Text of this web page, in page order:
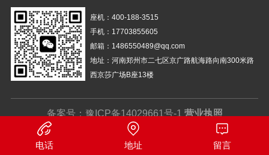
座机：400-188-3515
手机：17703855605
邮箱：1486550489@qq.com
地址：河南郑州市二七区京广路航海路向南300米路
西京莎广场B座13楼
备案号： 豫ICP备14029661号-1 营业执照
电话 地址 留言